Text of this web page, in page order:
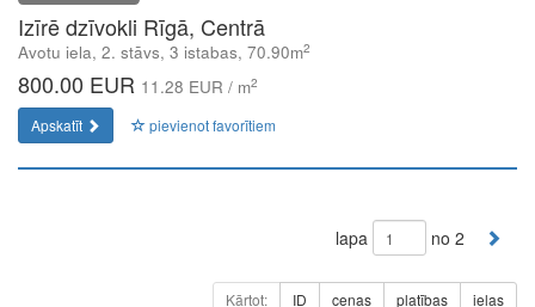
Izīrē dzīvokli Rīgā, Centrā
Avotu iela, 2. stāvs, 3 istabas, 70.90m2
800.00 EUR 11.28 EUR / m2
Apskatīt pievienot favorītiem
lapa no 2
Kārtot: ID cenas platības ielas